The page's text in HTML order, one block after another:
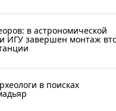
в астрономической
ИГУ завершен монтаж
в поисках